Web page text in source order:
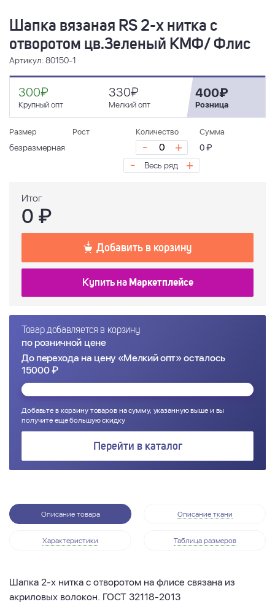
Шапка вязаная RS 2-х нитка с
отворотом цв.Зеленый КМФ/ Флис
Артикул: 80150-1
300₽
Крупный опт
330₽
Мелкий опт
400₽
Розница
Размер Рост Количество Сумма
безразмерная - + 0 ₽
- Весь ряд +
Итог
0 ₽
Добавить в корзину
Купить на Маркетплейсе
Товар добавляется в корзину
по розничной цене
До перехода на цену «Мелкий опт» осталось
15000 ₽
Добавьте в корзину товаров на сумму, указанную выше и вы
получите еще большую скидку
Перейти в каталог
Описание товара Описание ткани
Характеристики Таблица размеров
Шапка 2-х нитка с отворотом на флисе связана из
акриловых волокон. ГОСТ 32118-2013